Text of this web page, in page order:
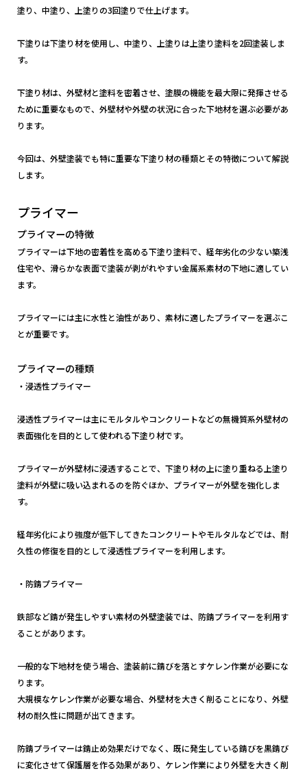
塗り、中塗り、上塗りの3回塗りで仕上げます。
下塗りは下塗り材を使用し、中塗り、上塗りは上塗り塗料を2回塗装しま
す。
下塗り材は、外壁材と塗料を密着させ、塗膜の機能を最大限に発揮させる
ために重要なもので、外壁材や外壁の状況に合った下地材を選ぶ必要があ
ります。
今回は、外壁塗装でも特に重要な下塗り材の種類とその特徴について解説
します。
プライマー
プライマーの特徴
プライマーは下地の密着性を高める下塗り塗料で、経年劣化の少ない築浅
住宅や、滑らかな表面で塗装が剥がれやすい金属系素材の下地に適してい
ます。
プライマーには主に水性と油性があり、素材に適したプライマーを選ぶこ
とが重要です。
プライマーの種類
・浸透性プライマー
浸透性プライマーは主にモルタルやコンクリートなどの無機質系外壁材の
表面強化を目的として使われる下塗り材です。
プライマーが外壁材に浸透することで、下塗り材の上に塗り重ねる上塗り
塗料が外壁に吸い込まれるのを防ぐほか、プライマーが外壁を強化しま
す。
経年劣化により強度が低下してきたコンクリートやモルタルなどでは、耐
久性の修復を目的として浸透性プライマーを利用します。
・防錆プライマー
鉄部など錆が発生しやすい素材の外壁塗装では、防錆プライマーを利用す
ることがあります。
一般的な下地材を使う場合、塗装前に錆びを落とすケレン作業が必要にな
ります。
大規模なケレン作業が必要な場合、外壁材を大きく削ることになり、外壁
材の耐久性に問題が出てきます。
防錆プライマーは錆止め効果だけでなく、既に発生している錆びを黒錆び
に変化させて保護層を作る効果があり、ケレン作業により外壁を大きく削